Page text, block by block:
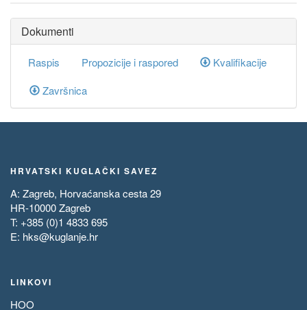
Dokumenti
Raspis Propozicije i raspored
Kvalifikacije
Završnica
HRVATSKI KUGLAČKI SAVEZ
A: Zagreb, Horvaćanska cesta 29
HR-10000 Zagreb
T: +385 (0)1 4833 695
E: hks@kuglanje.hr
LINKOVI
HOO